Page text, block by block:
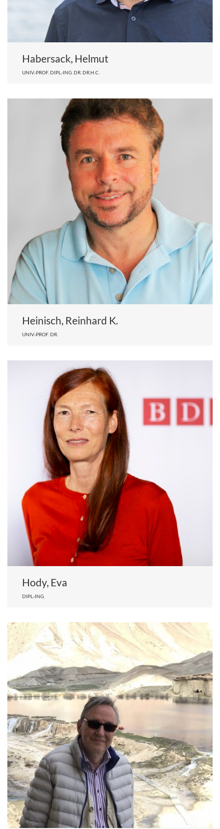
Habersack, Helmut
UNIV.-PROF. DIPL.-ING. DR. DR.H.C.
Heinisch, Reinhard K.
UNIV.-PROF. DR.
Hody, Eva
DIPL.-ING.